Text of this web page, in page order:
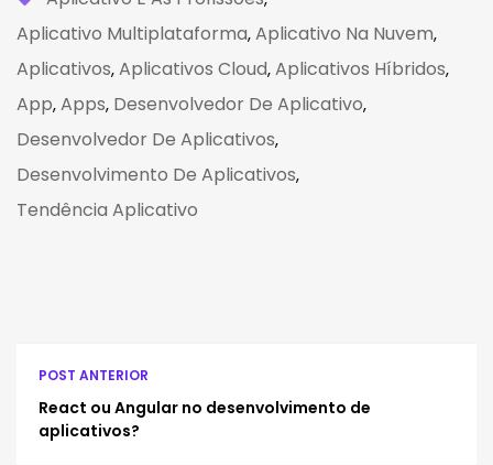
Aplicativo Multiplataforma,Aplicativo Na Nuvem,
Aplicativos,Aplicativos Cloud,Aplicativos Híbridos,
App,Apps, Desenvolvedor De Aplicativo,
Desenvolvedor De Aplicativos,
Desenvolvimento De Aplicativos,
Tendência Aplicativo
POST ANTERIOR
React ou Angular no desenvolvimento de
aplicativos?